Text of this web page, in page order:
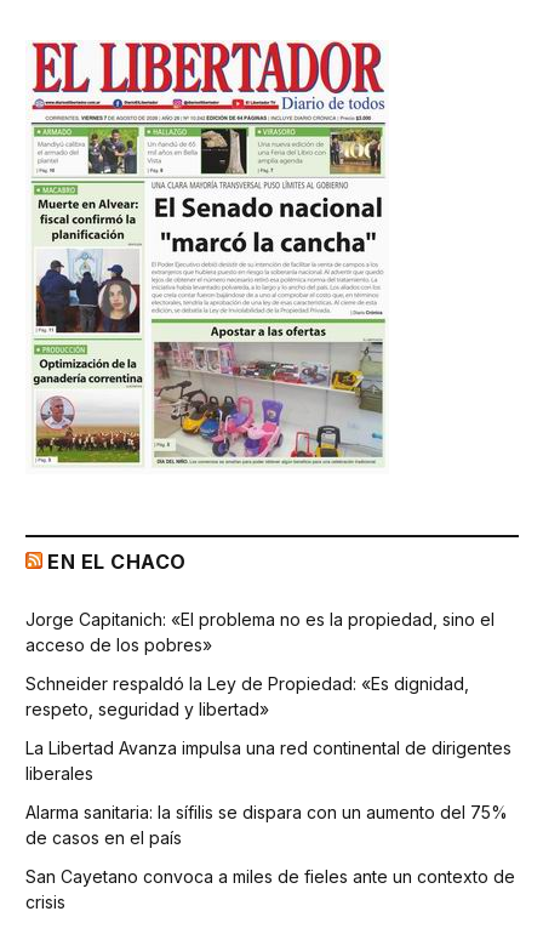
EN EL CHACO
Jorge Capitanich: «El problema no es la propiedad, sino el
acceso de los pobres»
Schneider respaldó la Ley de Propiedad: «Es dignidad,
respeto, seguridad y libertad»
La Libertad Avanza impulsa una red continental de dirigentes
liberales
Alarma sanitaria: la sífilis se dispara con un aumento del 75%
de casos en el país
San Cayetano convoca a miles de fieles ante un contexto de
crisis